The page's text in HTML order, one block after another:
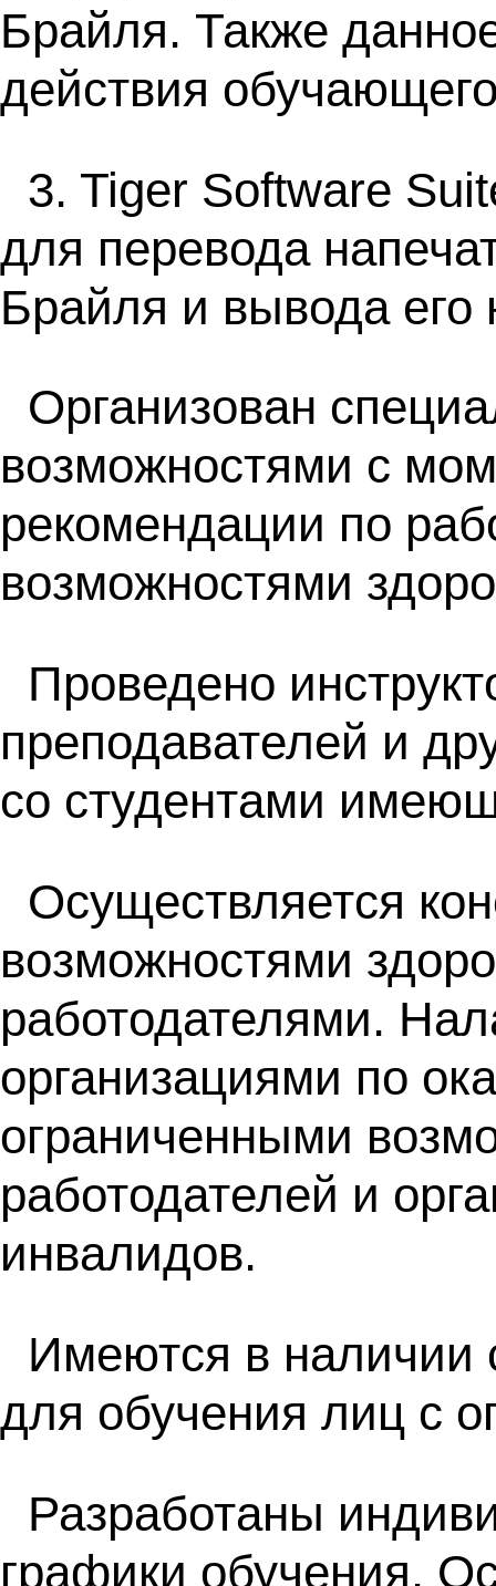
Брайля. Также
действия
3. Tiger Software
для перевода
Брайля и вывода его
Организован
возможностями с
рекомендации по
возможностями
Проведено
преподавателей и
со студентами
Осуществляется
возможностями
работодателями.
организациями по
ограниченными
работодателей и
инвалидов.
Имеются в наличии
для обучения лиц с
Разработаны
графики обучения.